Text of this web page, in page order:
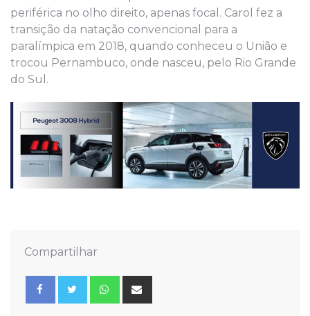
periférica no olho direito, apenas focal. Carol fez a
transição da natação convencional para a
paralímpica em 2018, quando conheceu o União e
trocou Pernambuco, onde nasceu, pelo Rio Grande
do Sul.
Compartilhar
Whatsapp